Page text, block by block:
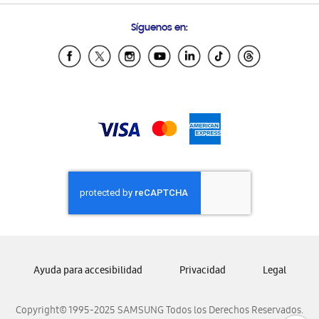
Samsung Ecuador
Samsung El Salvador
Samsung Nicaragua
Samsung Panamá
Samsung República Dominicana
Samsung Venezuela
Síguenos en:
Copyright© 1995-2025 SAMSUNG Todos los Derechos Reservados.
Ayuda para accesibilidad Privacidad Legal